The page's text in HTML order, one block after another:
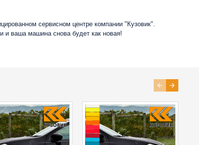
сервисном центре компании "Кузовик".
и ваша машина снова будет как новая!